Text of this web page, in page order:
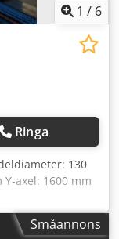
1 / 6
Ringa
130
axel: 1600 mm
900 mm
ISO SK50
Småannons